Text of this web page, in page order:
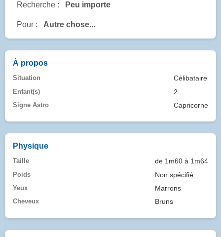
Recherche : Peu importe
Pour : Autre chose...
À propos
Situation Célibataire
Enfant(s) 2
Signe Astro Capricorne
Physique
Taille de 1m60 à 1m64
Poids Non spécifié
Yeux Marrons
Cheveux Bruns